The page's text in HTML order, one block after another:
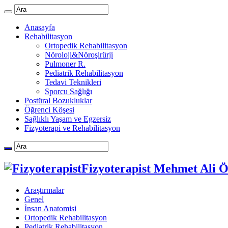
Anasayfa
Rehabilitasyon
Ortopedik Rehabilitasyon
Nöroloji&Nöroşirürji
Pulmoner R.
Pediatrik Rehabilitasyon
Tedavi Teknikleri
Sporcu Sağlığı
Postüral Bozukluklar
Öğrenci Köşesi
Sağlıklı Yaşam ve Egzersiz
Fizyoterapi ve Rehabilitasyon
Fizyoterapist Mehmet Ali
Araştırmalar
Genel
İnsan Anatomisi
Ortopedik Rehabilitasyon